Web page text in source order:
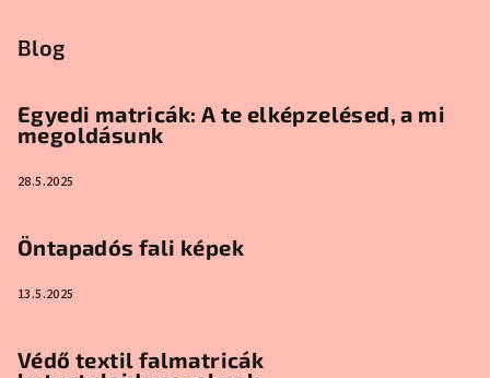
Blog
Egyedi matricák: A te elképzelésed, a mi
megoldásunk
28.5.2025
Öntapadós fali képek
13.5.2025
Védő textil falmatricák